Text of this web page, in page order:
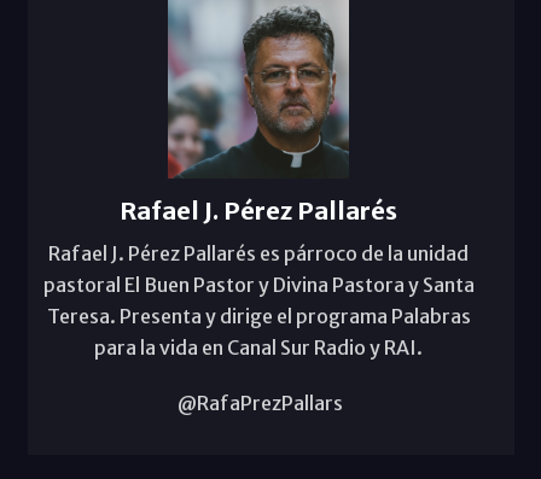
Rafael J. Pérez Pallarés
Rafael J. Pérez Pallarés es párroco de la unidad
pastoral El Buen Pastor y Divina Pastora y Santa
Teresa. Presenta y dirige el programa Palabras
para la vida en Canal Sur Radio y RAI.
@RafaPrezPallars